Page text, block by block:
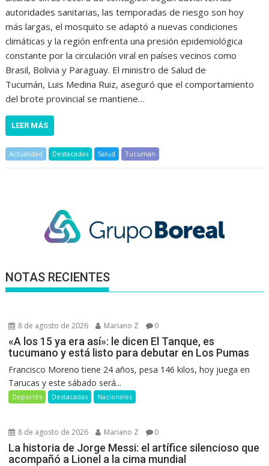
autoridades sanitarias, las temporadas de riesgo son hoy
más largas, el mosquito se adaptó a nuevas condiciones
climáticas y la región enfrenta una presión epidemiológica
constante por la circulación viral en países vecinos como
Brasil, Bolivia y Paraguay. El ministro de Salud de
Tucumán, Luis Medina Ruiz, aseguró que el comportamiento
del brote provincial se mantiene…
LEER MÁS
Actualidad Destacadas Salud Tucumán
NOTAS RECIENTES
8 de agosto de 2026 Mariano Z 0
«A los 15 ya era así»: le dicen El Tanque, es
tucumano y está listo para debutar en Los Pumas
Francisco Moreno tiene 24 años, pesa 146 kilos, hoy juega en
Tarucas y este sábado será...
Deportes Destacadas Nacionales
8 de agosto de 2026 Mariano Z 0
La historia de Jorge Messi: el artífice silencioso que
acompañó a Lionel a la cima mundial